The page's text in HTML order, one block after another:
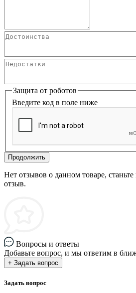
Защита от роботов
Введите код в поле ниже
Продолжить
Нет отзывов о данном товаре,
отзыв.
Вопросы и ответы
Добавьте вопрос, и мы ответим в
+ Задать вопрос
Задать вопрос